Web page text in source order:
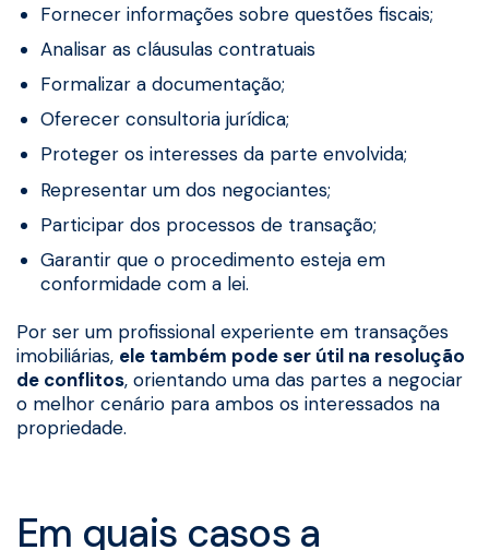
Fornecer informações sobre questões fiscais;
Analisar as cláusulas contratuais
Formalizar a documentação;
Oferecer consultoria jurídica;
Proteger os interesses da parte envolvida;
Representar um dos negociantes;
Participar dos processos de transação;
Garantir que o procedimento esteja em
conformidade com a lei.
Por ser um profissional experiente em transações
imobiliárias, ele também pode ser útil na resolução
de conflitos, orientando uma das partes a negociar
o melhor cenário para ambos os interessados na
propriedade.
Em quais casos a